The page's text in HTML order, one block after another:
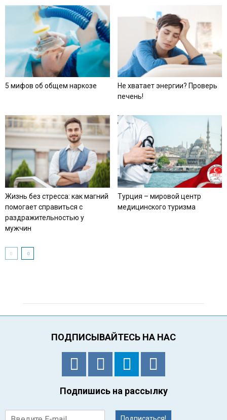
5 мифов об общем наркозе
Не хватает энергии? Проверь
печень!
Жизнь без стресса: как магний
помогает справиться с
раздражительностью у
мужчин
Турция – мировой центр
медицинского туризма
ПОДПИСЫВАЙТЕСЬ НА НАС
Подпишись на рассылку
Подписаться!